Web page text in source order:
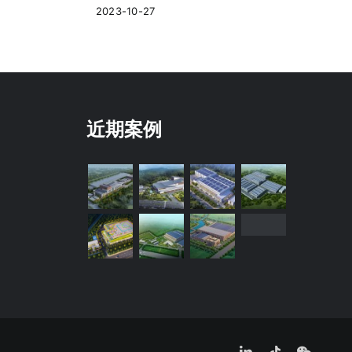
2023-10-27
近期案例